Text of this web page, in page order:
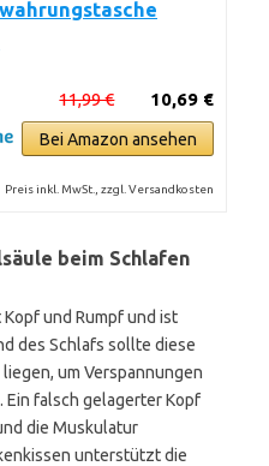
10,69 €
11,99 €
Bei Amazon ansehen
Preis inkl. MwSt., zzgl. Versandkosten
beim Schlafen
und Rumpf und ist
des Schlafs sollte diese
um Verspannungen
Ein falsch gelagerter Kopf
die Muskulatur
unterstützt die